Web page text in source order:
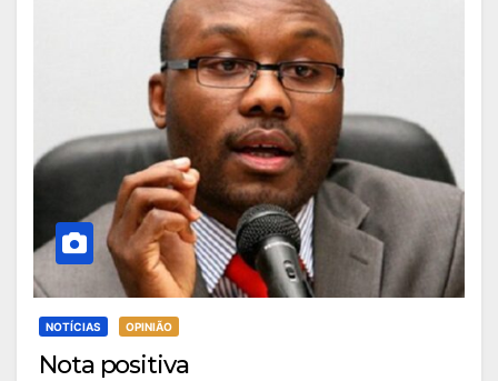
NOTÍCIAS OPINIÃO
Nota positiva